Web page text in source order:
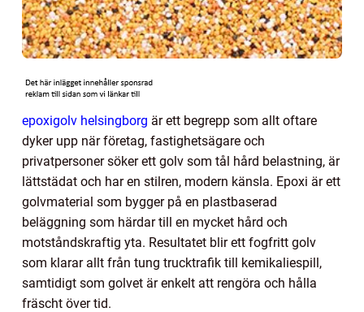
epoxigolv helsingborg är ett begrepp som allt oftare
dyker upp när företag, fastighetsägare och
privatpersoner söker ett golv som tål hård belastning, är
lättstädat och har en stilren, modern känsla. Epoxi är ett
golvmaterial som bygger på en plastbaserad
beläggning som härdar till en mycket hård och
motståndskraftig yta. Resultatet blir ett fogfritt golv
som klarar allt från tung trucktrafik till kemikaliespill,
samtidigt som golvet är enkelt att rengöra och hålla
fräscht över tid.